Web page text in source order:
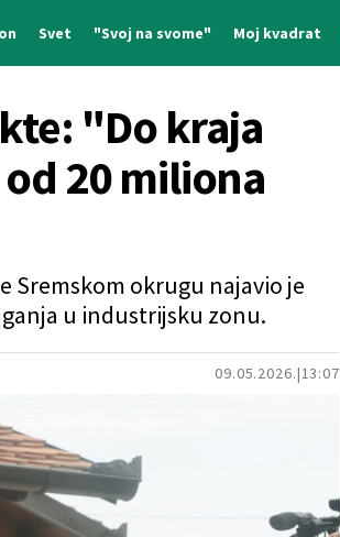
Svet "Svoj na svome" Moj kvadrat
09.05.2026. 13:07
"Do kraja
20 miliona
Sremskom okrugu najavio je
u industrijsku zonu.